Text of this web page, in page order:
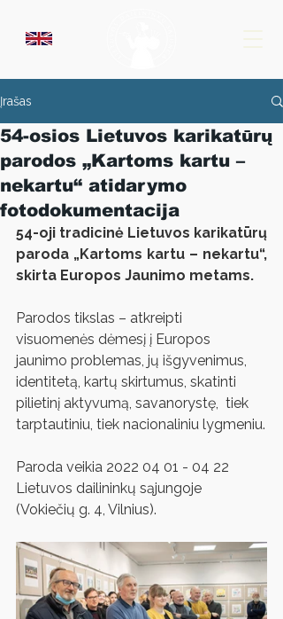
Įrašas
54-osios Lietuvos karikatūrų
parodos „Kartoms kartu –
nekartu“ atidarymo
fotodokumentacija
54-oji tradicinė Lietuvos karikatūrų
paroda „Kartoms kartu – nekartu“,
skirta Europos Jaunimo metams.
Parodos tikslas – atkreipti
visuomenės dėmesį į Europos
jaunimo problemas, jų išgyvenimus,
identitetą, kartų skirtumus, skatinti
pilietinį aktyvumą, savanorystę,  tiek
tarptautiniu, tiek nacionaliniu lygmeniu.
Paroda veikia 2022 04 01 - 04 22
Lietuvos dailininkų sąjungoje
(Vokiečių g. 4, Vilnius).